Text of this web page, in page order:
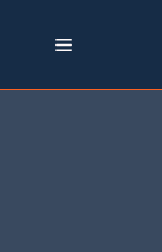
Valikko